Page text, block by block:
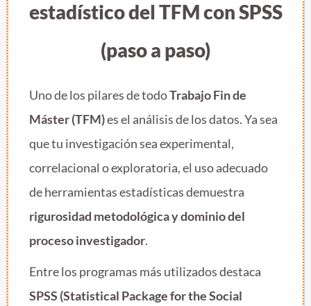
estadístico del TFM con SPSS
(paso a paso)
Uno de los pilares de todoTrabajo Fin de
Máster (TFM)es el análisis de los datos. Ya sea
que tu investigación sea experimental,
correlacional o exploratoria, el uso adecuado
de herramientas estadísticas demuestra
rigurosidad metodológica y dominio del
proceso investigador.
Entre los programas más utilizados destaca
SPSS (Statistical Package for the Social